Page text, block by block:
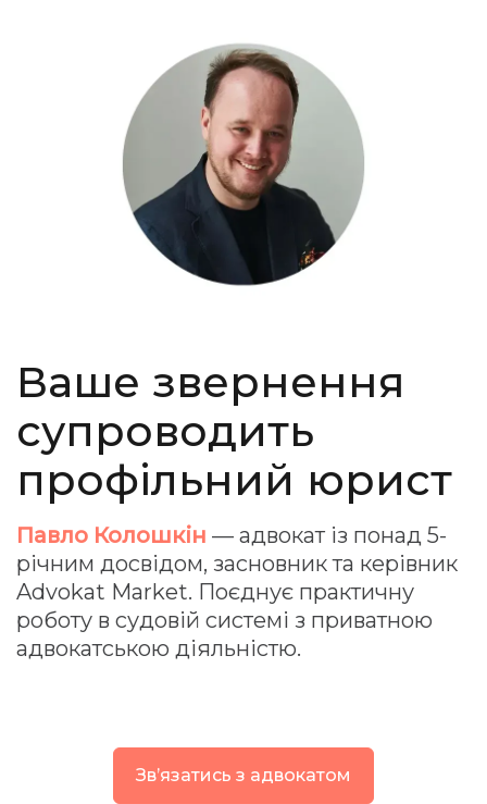
Ваше звернення
супроводить
профільний юрист
Павло Колошкін — адвокат із понад 5-
річним досвідом, засновник та керівник
Advokat Market. Поєднує практичну
роботу в судовій системі з приватною
адвокатською діяльністю.
Звʼязатись з адвокатом